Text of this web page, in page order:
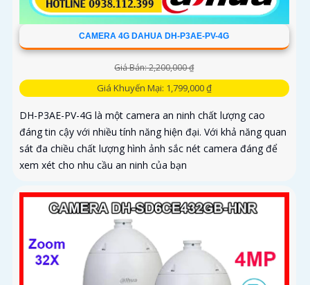
CAMERA 4G DAHUA DH-P3AE-PV-4G
Giá Bán: 2,200,000 ₫
Giá Khuyến Mại: 1,799,000 ₫
DH-P3AE-PV-4G là một camera an ninh chất lượng cao
đáng tin cậy với nhiều tính năng hiện đại. Với khả năng quan
sát đa chiều chất lượng hình ảnh sắc nét camera đáng để
xem xét cho nhu cầu an ninh của bạn